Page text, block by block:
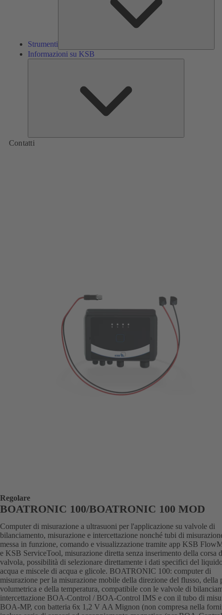
Strumenti
Informazioni su KSB
Contatti
Regolare
BOATRONIC 100/BOATRONIC 100 MOD
Computer di misurazione a ultrasuoni per l'applicazione su valvole di
bilanciamento, misurazione e intercettazione nonché tubi di
messa in funzione, comando e visualizzazione tramite app KSB
e KSB ServiceTool, misurazione diretta senza inserimento della corsa
valvola, possibilità di selezionare direttamente i dati specifici del
acqua e miscele di acqua e glicole. BOATRONIC 100: computer di
misurazione per la misurazione mobile della direzione del flusso, della
volumetrica e della temperatura, compatibile con le valvole di
intercettazione BOA-Control / BOA-Control IMS e con il tubo di
BOA-MP, con batteria 6x 1,2 V AA Mignon (non compresa nella